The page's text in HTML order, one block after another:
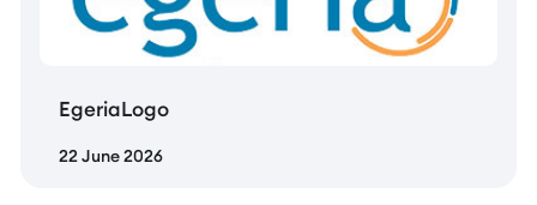
EgeriaLogo
22 June 2026